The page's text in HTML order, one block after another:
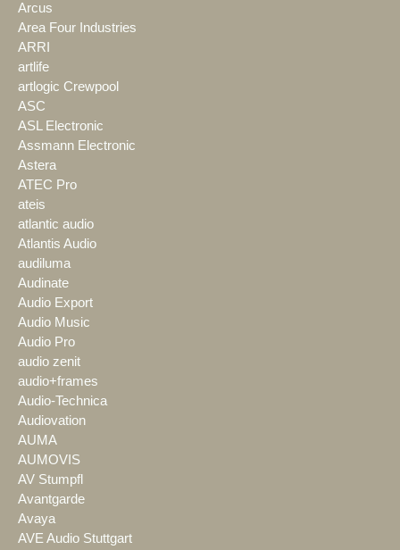
Arcus
Area Four Industries
ARRI
artlife
artlogic Crewpool
ASC
ASL Electronic
Assmann Electronic
Astera
ATEC Pro
ateis
atlantic audio
Atlantis Audio
audiluma
Audinate
Audio Export
Audio Music
Audio Pro
audio zenit
audio+frames
Audio-Technica
Audiovation
AUMA
AUMOVIS
AV Stumpfl
Avantgarde
Avaya
AVE Audio Stuttgart